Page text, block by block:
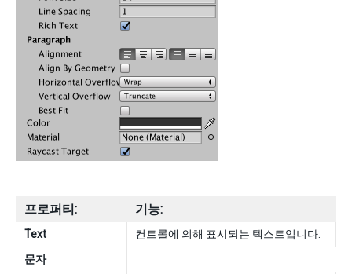
프로퍼티: 기능:
Text
컨트롤에 의해 표시되는 텍스트입니다.
문자